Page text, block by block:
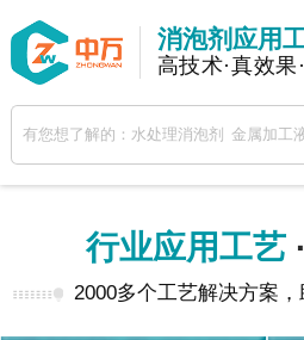
消泡剂应用
高技术·真效果
行业应用工艺
2000多个工艺解决方案